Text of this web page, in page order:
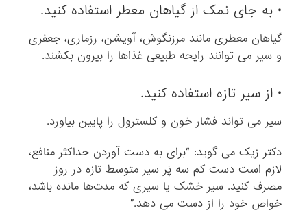
• به جای نمک از گیاهان معطر استفاده کنید.
گیاهان معطری مانند مرزنگوش، آویشن، رزماری، جعفری
و سیر می ‌توانند رایحه‌ طبیعی غذاها را بیرون بکشند.
• از سیر تازه استفاده کنید.
سیر می ‌تواند فشار خون و کلسترول را پایین بیاورد.
دکتر زیک می گوید: “برای به دست آوردن حداکثر منافع،
لازم است دست کم سه پَر سیر متوسط تازه در روز
مصرف کنید. سیر خشک یا سیری که مدت‌ها مانده باشد،
خواص خود را از دست می‌ دهد.”